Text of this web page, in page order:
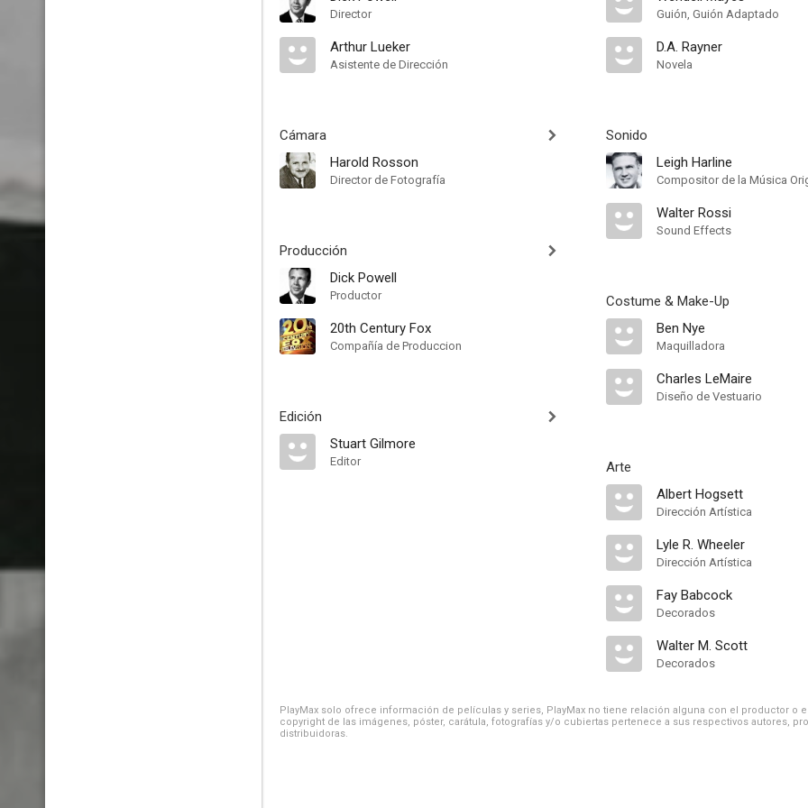
Director
Arthur Lueker
Asistente de Dirección
Cámara
Harold Rosson
Director de Fotografía
Producción
Dick Powell
Productor
20th Century Fox
Compañía de Produccion
Edición
Stuart Gilmore
Editor
Guión, Guión Adaptado
D.A. Rayner
Novela
Sonido
Leigh Harline
Compositor de la Música
Walter Rossi
Sound Effects
Costume & Make-Up
Ben Nye
Maquilladora
Charles LeMaire
Diseño de Vestuario
Arte
Albert Hogsett
Dirección Artística
Lyle R. Wheeler
Dirección Artística
Fay Babcock
Decorados
Walter M. Scott
Decorados
PlayMax solo ofrece información de películas y series, PlayMax no tiene relación alguna con el productor o
copyright de las imágenes, póster, carátula, fotografías y/o cubiertas pertenece a sus respectivos autores,
distribuidoras.